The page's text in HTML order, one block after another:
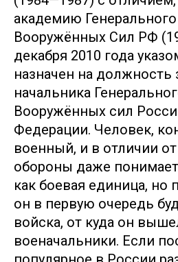
академию
Вооружённых Сил РФ
декабря 2010 года
назначен на должность
начальника
Вооружённых сил
Федерации. Человек,
военный, и в отличии
обороны даже понимает
как боевая единица, но
он в первую очередь
войска, от куда он
военачальники. Если